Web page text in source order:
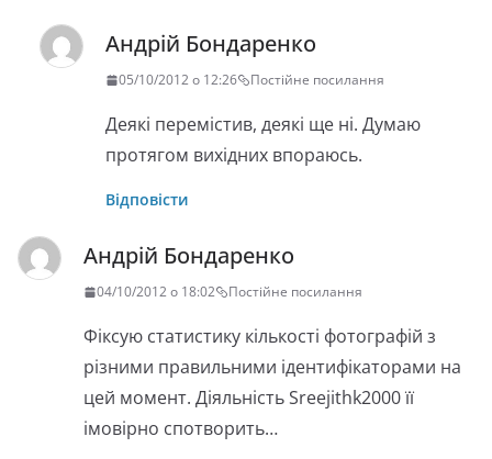
Андрій Бондаренко
05/10/2012 о 12:26 Постійне посилання
Деякі перемістив, деякі ще ні. Думаю
протягом вихідних впораюсь.
Відповісти
Андрій Бондаренко
04/10/2012 о 18:02 Постійне посилання
Фіксую статистику кількості фотографій з
різними правильними ідентифікаторами на
цей момент. Діяльність Sreejithk2000 її
імовірно спотворить…